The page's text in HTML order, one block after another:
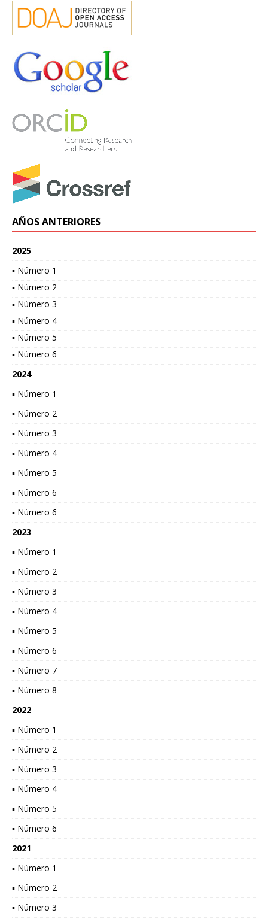
AÑOS ANTERIORES
2025
▪ Número 1
▪ Número 2
▪ Número 3
▪ Número 4
▪ Número 5
▪ Número 6
2024
▪ Número 1
▪ Número 2
▪ Número 3
▪ Número 4
▪ Número 5
▪ Número 6
▪ Número 6
2023
▪ Número 1
▪ Número 2
▪ Número 3
▪ Número 4
▪ Número 5
▪ Número 6
▪ Número 7
▪ Número 8
2022
▪ Número 1
▪ Número 2
▪ Número 3
▪ Número 4
▪ Número 5
▪ Número 6
2021
▪ Número 1
▪ Número 2
▪ Número 3